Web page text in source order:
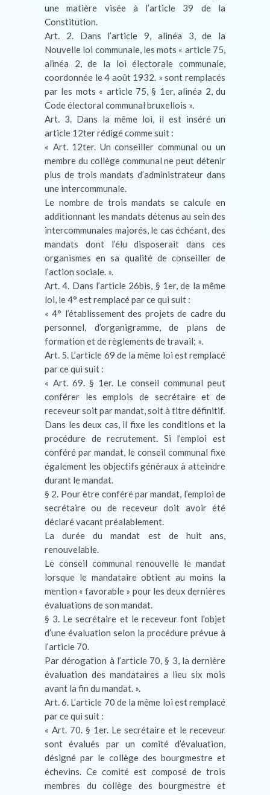
une matière visée à l’article 39 de la
Constitution.
Art. 2. Dans l’article 9, alinéa 3, de la
Nouvelle loi communale, les mots « article 75,
alinéa 2, de la loi électorale communale,
coordonnée le 4 août 1932. » sont remplacés
par les mots « article 75, § 1er, alinéa 2, du
Code électoral communal bruxellois ».
Art. 3. Dans la même loi, il est inséré un
article 12ter rédigé comme suit :
« Art. 12ter. Un conseiller communal ou un
membre du collège communal ne peut détenir
plus de trois mandats d’administrateur dans
une intercommunale.
Le nombre de trois mandats se calcule en
additionnant les mandats détenus au sein des
intercommunales majorés, le cas échéant, des
mandats dont l’élu disposerait dans ces
organismes en sa qualité de conseiller de
l’action sociale. ».
Art. 4. Dans l’article 26bis, § 1er, de la même
loi, le 4° est remplacé par ce qui suit :
« 4° l’établissement des projets de cadre du
personnel, d’organigramme, de plans de
formation et de règlements de travail; ».
Art. 5. L’article 69 de la même loi est remplacé
par ce qui suit :
« Art. 69. § 1er. Le conseil communal peut
conférer les emplois de secrétaire et de
receveur soit par mandat, soit à titre définitif.
Dans les deux cas, il fixe les conditions et la
procédure de recrutement. Si l’emploi est
conféré par mandat, le conseil communal fixe
également les objectifs généraux à atteindre
durant le mandat.
§ 2. Pour être conféré par mandat, l’emploi de
secrétaire ou de receveur doit avoir été
déclaré vacant préalablement.
La durée du mandat est de huit ans,
renouvelable.
Le conseil communal renouvelle le mandat
lorsque le mandataire obtient au moins la
mention « favorable » pour les deux dernières
évaluations de son mandat.
§ 3. Le secrétaire et le receveur font l’objet
d’une évaluation selon la procédure prévue à
l’article 70.
Par dérogation à l’article 70, § 3, la dernière
évaluation des mandataires a lieu six mois
avant la fin du mandat. ».
Art. 6. L’article 70 de la même loi est remplacé
par ce qui suit :
« Art. 70. § 1er. Le secrétaire et le receveur
sont évalués par un comité d’évaluation,
désigné par le collège des bourgmestre et
échevins. Ce comité est composé de trois
membres du collège des bourgmestre et